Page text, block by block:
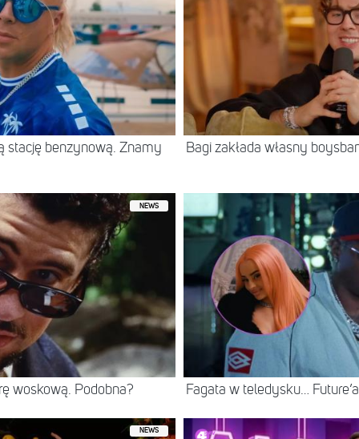
stację benzynową. Znamy Bagi zakłada własny
NEWS
woskową. Podobna? Fagata w teledysku…
NEWS